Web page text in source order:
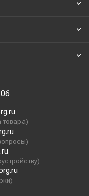
товара)